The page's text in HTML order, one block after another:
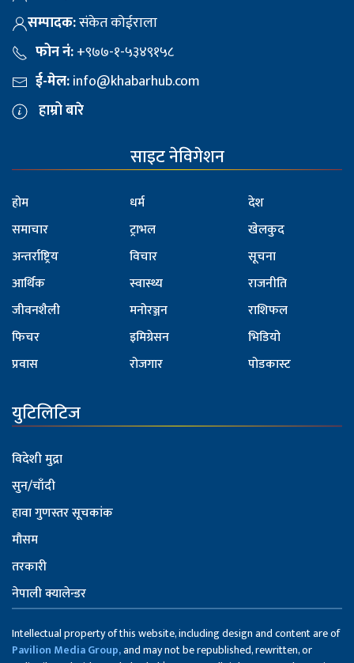
सम्पादक:संकेत कोईराला
फोन नं:+९७७-१-५३४९१५८
ई-मेल:info@khabarhub.com
हाम्रो बारे
साइट नेविगेशन
होम
समाचार
अन्तर्राष्ट्रिय
आर्थिक
जीवनशैली
फिचर
प्रवास
धर्म
ट्राभल
विचार
स्वास्थ्य
मनोरञ्जन
इमिग्रेसन
रोजगार
देश
खेलकुद
सूचना
राजनीति
राशिफल
भिडियो
पोडकास्ट
युटिलिटिज
विदेशी मुद्रा
सुन/चाँदी
हावा गुणस्तर सूचकांक
मौसम
तरकारी
नेपाली क्यालेन्डर
Intellectual property of this website, including design and content are of
Pavilion Media Group,and may not be republished, rewritten, or